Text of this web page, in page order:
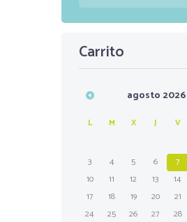
Carrito
agosto 2026
L M X J V
3
4 5 6 7
10
11 12 13 14
17
18 19 20 21
24
25 26 27 28